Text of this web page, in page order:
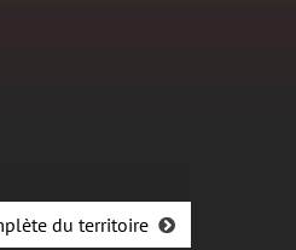
du territoire